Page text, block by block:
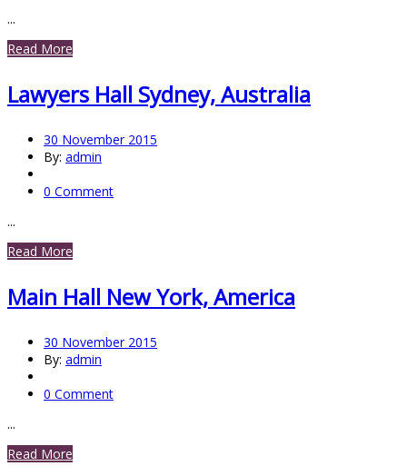
...
Read More
Lawyers Hall Sydney, Australia
30 November 2015
By: admin
0 Comment
...
Read More
Main Hall New York, America
30 November 2015
By: admin
0 Comment
...
Read More